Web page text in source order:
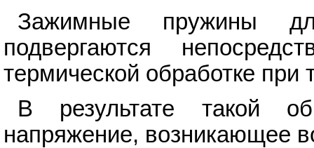
Зажимные пружины
подвергаются
термической обработке при
В результате такой
напряжение, возникающее